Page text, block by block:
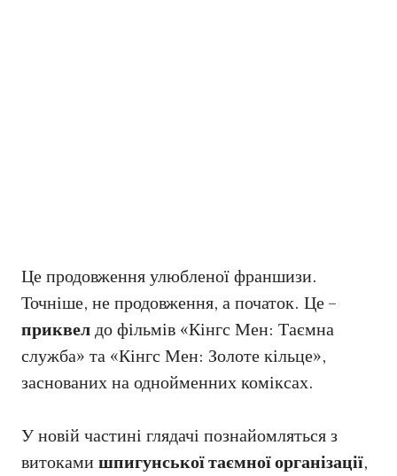
Це продовження улюбленої франшизи.
Точніше, не продовження, а початок. Це –
приквелдо фільмів «Кінгс Мен: Таємна
служба» та «Кінгс Мен: Золоте кільце»,
заснованих на однойменних коміксах.
У новій частині глядачі познайомляться з
витокамишпигунської таємної організації,